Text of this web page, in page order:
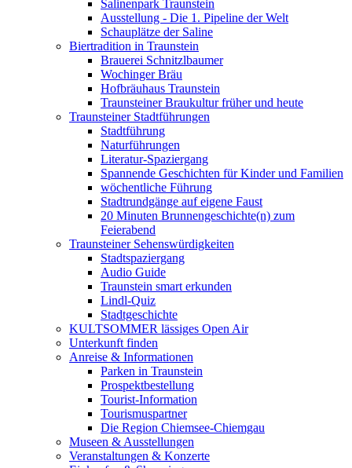
Salinenpark Traunstein
Ausstellung - Die 1. Pipeline der Welt
Schauplätze der Saline
Biertradition in Traunstein
Brauerei Schnitzlbaumer
Wochinger Bräu
Hofbräuhaus Traunstein
Traunsteiner Braukultur früher und heute
Traunsteiner Stadtführungen
Stadtführung
Naturführungen
Literatur-Spaziergang
Spannende Geschichten für Kinder und Familien
wöchentliche Führung
Stadtrundgänge auf eigene Faust
20 Minuten Brunnengeschichte(n) zum
Feierabend
Traunsteiner Sehenswürdigkeiten
Stadtspaziergang
Audio Guide
Traunstein smart erkunden
Lindl-Quiz
Stadtgeschichte
KULTSOMMER lässiges Open Air
Unterkunft finden
Anreise & Informationen
Parken in Traunstein
Prospektbestellung
Tourist-Information
Tourismuspartner
Die Region Chiemsee-Chiemgau
Museen & Ausstellungen
Veranstaltungen & Konzerte